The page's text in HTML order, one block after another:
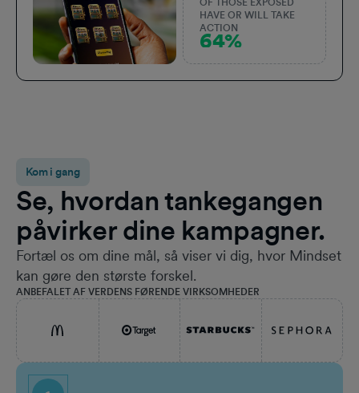
OF THOSE EXPOSED
HAVE OR WILL TAKE
ACTION
64%
Kom i gang
Se, hvordan tankegangen
påvirker dine kampagner.
Fortæl os om dine mål, så viser vi dig, hvor Mindset
kan gøre den største forskel.
ANBEFALET AF VERDENS FØRENDE VIRKSOMHEDER